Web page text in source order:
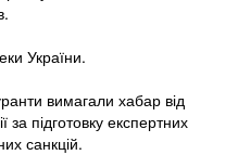
України.
вимагали хабар від
підготовку експертних
санкцій.